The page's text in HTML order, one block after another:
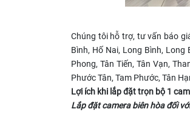
Chúng tôi hỗ trợ, tư vấn báo
Bình, Hố Nai, Long Bình, Long
Phong, Tân Tiến, Tân Vạn,
Phước Tân, Tam Phước, Tân
Lợi ích khi lắp đặt trọn bộ 1
Lắp đặt camera biên hòa đối